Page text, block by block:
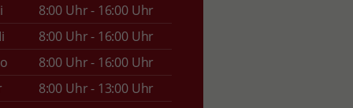
8:00 Uhr - 16:00 Uhr
8:00 Uhr - 16:00 Uhr
8:00 Uhr - 16:00 Uhr
8:00 Uhr - 13:00 Uhr